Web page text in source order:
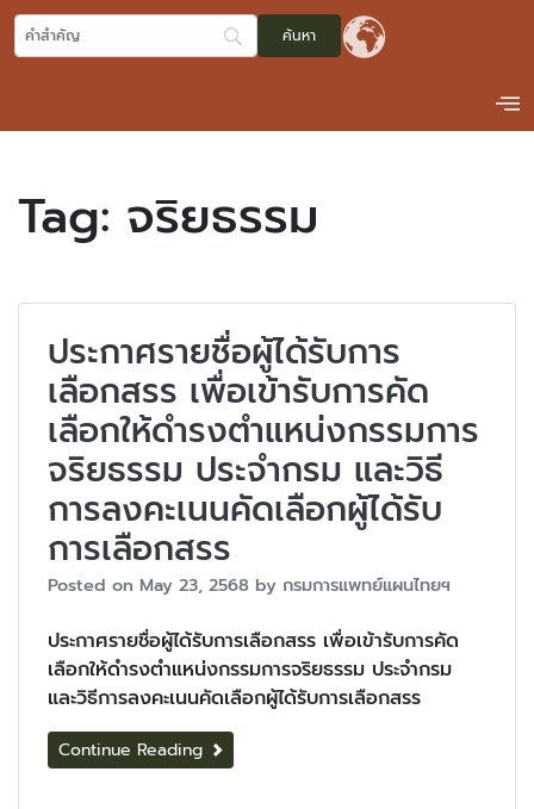
Tag: จริยธรรม
ประกาศรายชื่อผู้ได้รับการ
เลือกสรร เพื่อเข้ารับการคัด
เลือกให้ดำรงตำแหน่งกรรมการ
จริยธรรม ประจำกรม และวิธี
การลงคะเนนคัดเลือกผู้ได้รับ
การเลือกสรร
Posted on May 23, 2568 by กรมการแพทย์แผนไทยฯ
ประกาศรายชื่อผู้ได้รับการเลือกสรร เพื่อเข้ารับการคัด
เลือกให้ดำรงตำแหน่งกรรมการจริยธรรม ประจำกรม
และวิธีการลงคะเนนคัดเลือกผู้ได้รับการเลือกสรร
Continue Reading